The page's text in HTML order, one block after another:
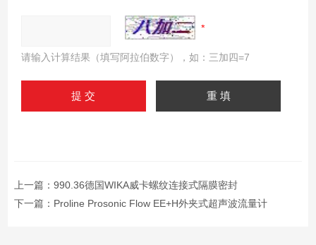
请输入计算结果（填写阿拉伯数字），如：三加四=7
上一篇： 990.36德国WIKA威卡螺纹连接式隔膜密封
下一篇： Proline Prosonic Flow EE+H外夹式超声波流量计